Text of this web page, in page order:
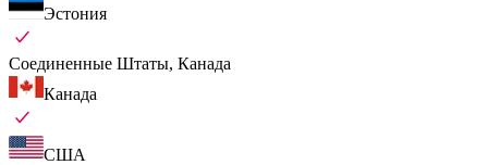
Эстония
Соединенные Штаты, Канада
Канада
США